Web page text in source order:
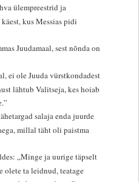
ülempreestrid ja
kus Messias pidi
Juudamaal, sest nõnda on
ei ole Juuda vürstkondadest
lähtub Valitseja, kes hoiab
salaja enda juurde
millal täht oli paistma
„Minge ja uurige täpselt
olete ta leidnud, teatage